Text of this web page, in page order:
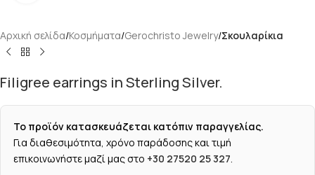
Αρχική σελίδα Κοσμήματα Gerochristo Jewelry Σκουλαρίκια
Filigree earrings in Sterling Silver.
Το προϊόν κατασκευάζεται κατόπιν παραγγελίας.
Για διαθεσιμότητα, χρόνο παράδοσης και τιμή
επικοινωνήστε μαζί μας στο +30 27520 25 327.